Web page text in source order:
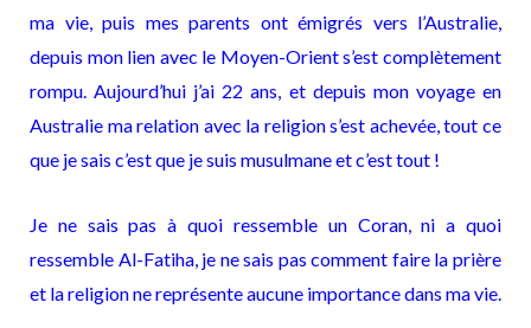
ma vie, puis mes parents ont émigrés vers l’Australie,
depuis mon lien avec le Moyen-Orient s’est complètement
rompu. Aujourd’hui j’ai 22 ans, et depuis mon voyage en
Australie ma relation avec la religion s’est achevée, tout ce
que je sais c’est que je suis musulmane et c’est tout !
Je ne sais pas à quoi ressemble un Coran, ni a quoi
ressemble Al-Fatiha, je ne sais pas comment faire la prière
et la religion ne représente aucune importance dans ma vie.